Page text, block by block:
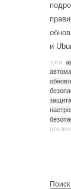
и
тэги:
Поиск